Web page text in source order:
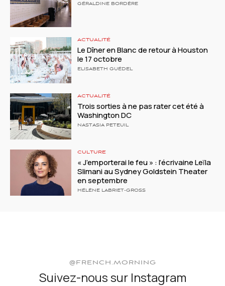
GÉRALDINE BORDÈRE
ACTUALITÉ
Le Dîner en Blanc de retour à Houston
le 17 octobre
ELISABETH GUÉDEL
ACTUALITÉ
Trois sorties à ne pas rater cet été à
Washington DC
NASTASIA PETEUIL
CULTURE
« J’emporterai le feu » : l’écrivaine Leïla
Slimani au Sydney Goldstein Theater
en septembre
HÉLÈNE LABRIET-GROSS
@FRENCH.MORNING
Suivez-nous sur Instagram